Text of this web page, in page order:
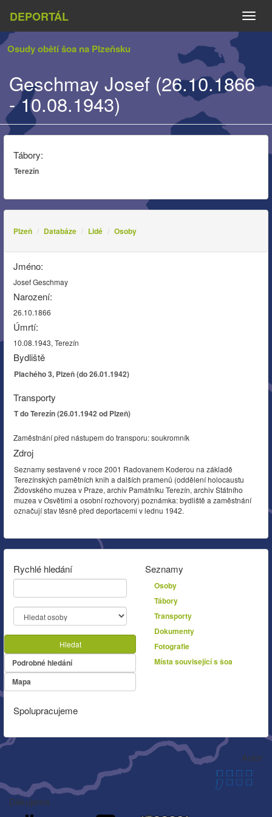
DEPORTÁL
Osudy obětí šoa na Plzeňsku
Geschmay Josef (26.10.1866
- 10.08.1943)
Tábory:
Terezín
Plzeň Databáze Lidé Osoby
Jméno:
Josef Geschmay
Narození:
26.10.1866
Úmrtí:
10.08.1943, Terezín
Bydliště
Plachého 3, Plzeň (do 26.01.1942)
Transporty
T do Terezín (26.01.1942 od Plzeň)
Zaměstnání před nástupem do transporu: soukromník
Zdroj
Seznamy sestavené v roce 2001 Radovanem Koderou na základě
Terezínských pamětních knih a dalších pramenů (oddělení holocaustu
Židovského muzea v Praze, archiv Památníku Terezín, archiv Státního
muzea v Osvětimi a osobní rozhovory) poznámka: bydliště a zaměstnání
označují stav těsně před deportacemi v lednu 1942.
Rychlé hledání
Hledat
Podrobné hledání
Mapa
Seznamy
Osoby
Tábory
Transporty
Dokumenty
Fotografie
Místa související s šoa
Spolupracujeme
Autor
Děkujeme